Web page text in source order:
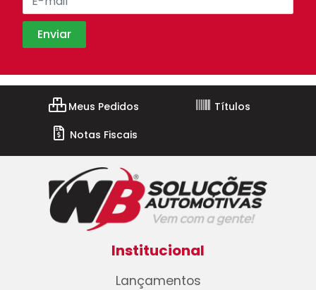
Meus Pedidos
Títulos
Notas Fiscais
Institucional
Lançamentos